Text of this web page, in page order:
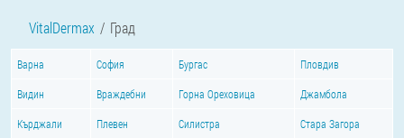
VitalDermax Град
Варна София Бургас Пловдив
Видин Враждебни Горна Ореховица Джамбола
Кърджали Плевен Силистра Стара Загора